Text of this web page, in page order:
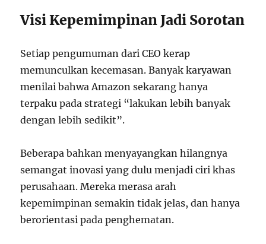
Visi Kepemimpinan Jadi Sorotan
Setiap pengumuman dari CEO kerap
memunculkan kecemasan. Banyak karyawan
menilai bahwa Amazon sekarang hanya
terpaku pada strategi “lakukan lebih banyak
dengan lebih sedikit”.
Beberapa bahkan menyayangkan hilangnya
semangat inovasi yang dulu menjadi ciri khas
perusahaan. Mereka merasa arah
kepemimpinan semakin tidak jelas, dan hanya
berorientasi pada penghematan.